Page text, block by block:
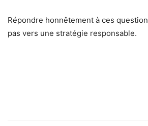
Répondre honnêtement à ces
pas vers une stratégie responsable.